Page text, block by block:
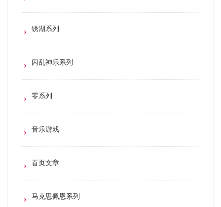
锈湖系列
闪乱神乐系列
零系列
音乐游戏
首页文章
马克思佩恩系列